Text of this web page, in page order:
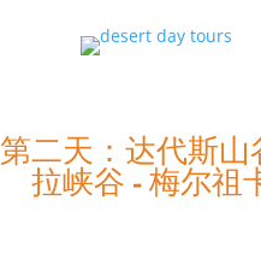
第二天：达代斯山
拉峡谷 - 梅尔祖